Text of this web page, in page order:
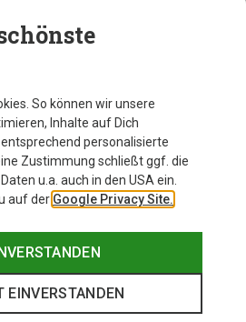
So können wir unsere
Inhalte auf Dich
personalisierte
Zustimmung schließt ggf. die
u.a. auch in den USA ein.
auf der Google Privacy Site.
EINVERSTANDEN